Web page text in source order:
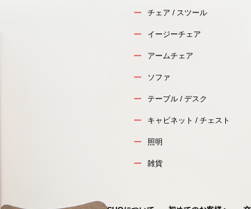
チェア / スツール
イージーチェア
アームチェア
ソファ
テーブル / デスク
キャビネット / チェスト
照明
雑貨